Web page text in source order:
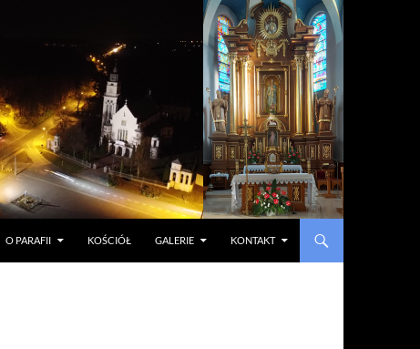
O PARAFII KOŚCIÓŁ GALERIE KONTAKT